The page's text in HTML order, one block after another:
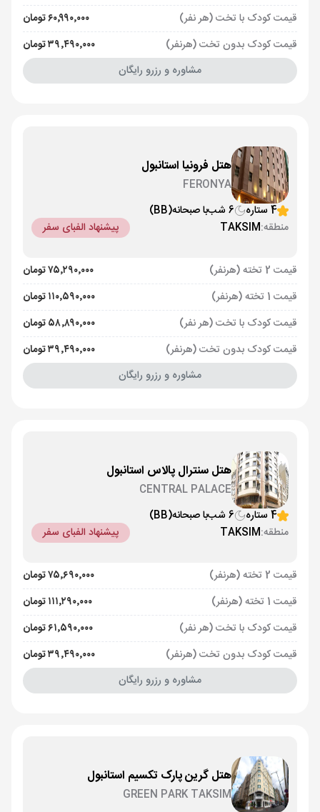
قیمت کودک با تخت (هر نفر)
۶۰٬۹۹۰٬۰۰۰ تومان
قیمت کودک بدون تخت (هرنفر)
۳۹٬۴۹۰٬۰۰۰ تومان
مشاوره و رزرو رایگان
هتل فرونیا استانبول
FERONYA
4 ستاره
6 شب با صبحانه(BB)
منطقه:TAKSIM پیشنهاد الفبای سفر
قیمت 2 تخته (هرنفر)
۷۵٬۲۹۰٬۰۰۰ تومان
قیمت 1 تخته (هرنفر)
۱۱۰٬۵۹۰٬۰۰۰ تومان
قیمت کودک با تخت (هر نفر)
۵۸٬۸۹۰٬۰۰۰ تومان
قیمت کودک بدون تخت (هرنفر)
۳۹٬۴۹۰٬۰۰۰ تومان
مشاوره و رزرو رایگان
هتل سنترال پالاس استانبول
CENTRAL PALACE
4 ستاره
6 شب با صبحانه(BB)
منطقه:TAKSIM پیشنهاد الفبای سفر
قیمت 2 تخته (هرنفر)
۷۵٬۶۹۰٬۰۰۰ تومان
قیمت 1 تخته (هرنفر)
۱۱۱٬۲۹۰٬۰۰۰ تومان
قیمت کودک با تخت (هر نفر)
۶۱٬۵۹۰٬۰۰۰ تومان
قیمت کودک بدون تخت (هرنفر)
۳۹٬۴۹۰٬۰۰۰ تومان
مشاوره و رزرو رایگان
هتل گرین پارک تکسیم استانبول
GREEN PARK TAKSIM